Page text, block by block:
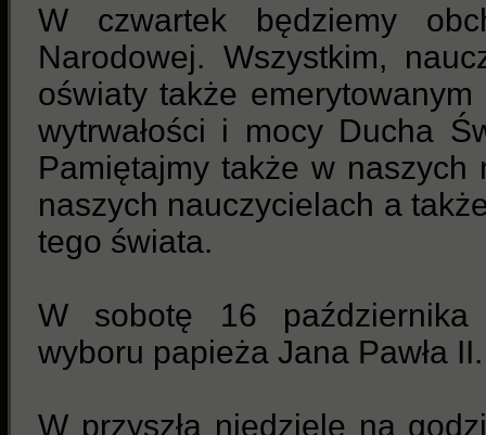
W czwartek będziemy
Narodowej. Wszystkim,
oświaty także
wytrwałości i mocy Ducha
Pamiętajmy także w naszych
naszych nauczycielach a
tego świata.
W sobotę 16
wyboru papieża Jana Pawła II.
W przyszłą niedzielę na